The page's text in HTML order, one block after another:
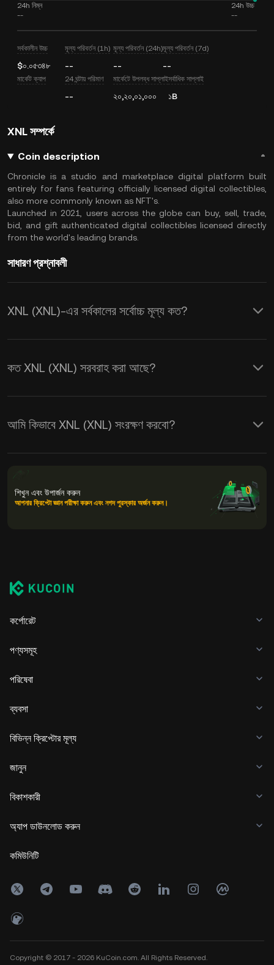
24h নিম্ন
--
24h উচ্চ
--
সর্বকালীন উচ্চ
$০.০৫৩৪৮
মূল্য পরিবর্তন (1h)
--
মূল্য পরিবর্তন (24h)
--
মূল্য পরিবর্তন (7d)
--
মার্কেট ক্যাপ 24 ঘন্টায় পরিমাণ
--
মার্কেটে উপলব্ধ সাপ্লাই
২০,২০,০১,০০০
সর্বাধিক সাপ্লাই
১B
XNL সম্পর্কে
Coin description
Chronicle is a studio and marketplace digital platform built
entirely for fans featuring officially licensed digital collectibles,
also more commonly known as NFT's.
Launched in 2021, users across the globe can buy, sell, trade,
bid, and gift authenticated digital collectibles licensed directly
from the world's leading brands.
সাধারণ প্রশ্নাবলী
XNL (XNL)-এর সর্বকালের সর্বোচ্চ মূল্য কত?
কত XNL (XNL) সরবরাহ করা আছে?
আমি কিভাবে XNL (XNL) সংরক্ষণ করবো?
শিখুন এবং উপার্জন করুন
আপনার ক্রিপ্টো জ্ঞান পরীক্ষা করুন এবং নগদ পুরস্কার অর্জন করুন।
কর্পোরেট
পণ্যসমূহ
পরিষেবা
ব্যবসা
বিভিন্ন ক্রিপ্টোর মূল্য
জানুন
বিকাশকারী
অ্যাপ ডাউনলোড করুন
কমিউনিটি
Copyright © 2017 - 2026 KuCoin.com. All Rights Reserved.